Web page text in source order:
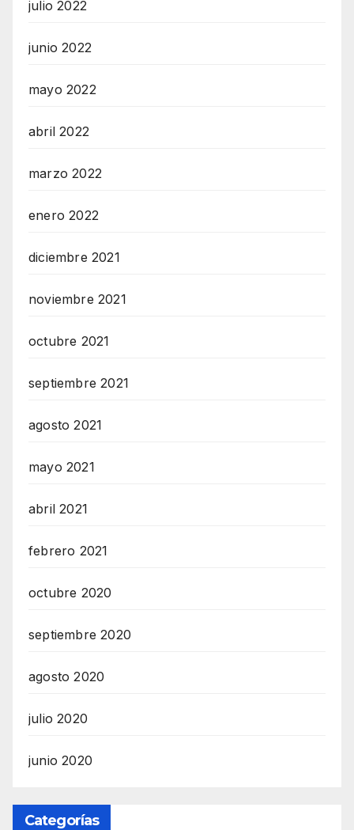
julio 2022
junio 2022
mayo 2022
abril 2022
marzo 2022
enero 2022
diciembre 2021
noviembre 2021
octubre 2021
septiembre 2021
agosto 2021
mayo 2021
abril 2021
febrero 2021
octubre 2020
septiembre 2020
agosto 2020
julio 2020
junio 2020
Categorías